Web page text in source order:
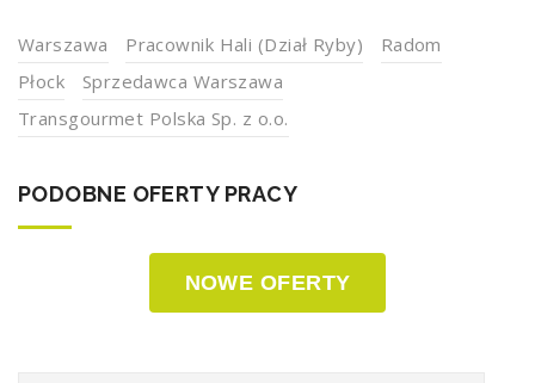
Warszawa Pracownik Hali (Dział Ryby)
Radom
Płock
Sprzedawca Warszawa
Transgourmet Polska Sp. z o.o.
PODOBNE OFERTY PRACY
NOWE OFERTY